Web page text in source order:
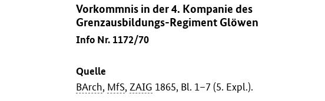
Vorkommnis in der 4. Kompanie des
Grenzausbildungs-Regiment Glöwen
Info Nr. 1172/70
Quelle
BArch, MfS,ZAIG 1865, Bl. 1–7 (5. Expl.).